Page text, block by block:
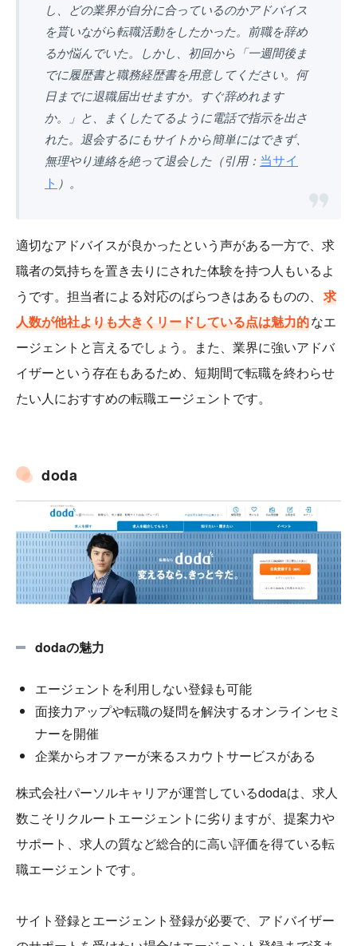
し、どの業界が自分に合っているのかアドバイス
を貰いながら転職活動をしたかった。前職を辞め
るか悩んでいた。しかし、初回から「一週間後ま
でに履歴書と職務経歴書を用意してください。何
日までに退職届出せますか。すぐ辞めれます
か。」と、まくしたてるように電話で指示を出さ
れた。退会するにもサイトから簡単にはできず、
無理やり連絡を絶って退会した（引用： 当サイ
ト ）。
適切なアドバイスが良かったという声がある一方で、求
職者の気持ちを置き去りにされた体験を持つ人もいるよ
うです。担当者による対応のばらつきはあるものの、 求
人数が他社よりも大きくリードしている点は魅力的なエ
ージェントと言えるでしょう。また、業界に強いアドバ
イザーという存在もあるため、短期間で転職を終わらせ
たい人におすすめの転職エージェントです。
doda
dodaの魅力
エージェントを利用しない登録も可能
面接力アップや転職の疑問を解決するオンラインセミ
ナーを開催
企業からオファーが来るスカウトサービスがある
株式会社パーソルキャリアが運営しているdodaは、求人
数こそリクルートエージェントに劣りますが、提案力や
サポート、求人の質など総合的に高い評価を得ている転
職エージェントです。
サイト登録とエージェント登録が必要で、アドバイザー